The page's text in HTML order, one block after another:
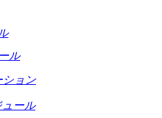
ル
ション
ール